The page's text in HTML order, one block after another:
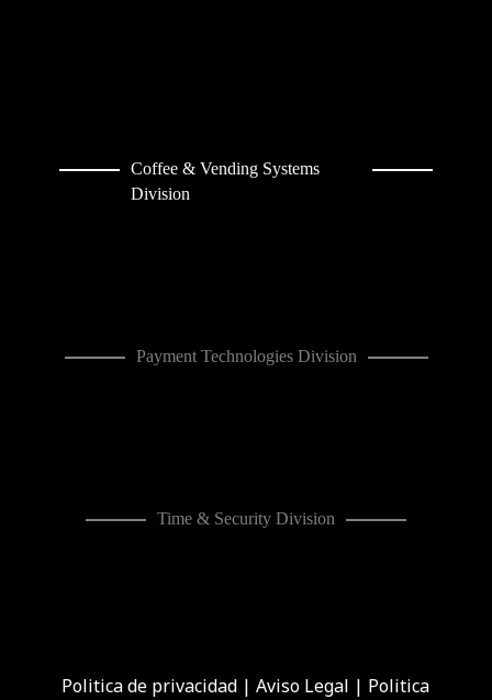
Coffee & Vending Systems
Division
de cookies |Canal de denuncias